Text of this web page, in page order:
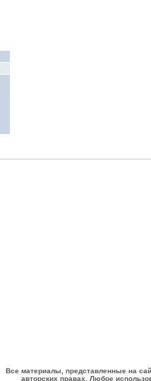
Все материалы, представленные на
авторских правах. Любое